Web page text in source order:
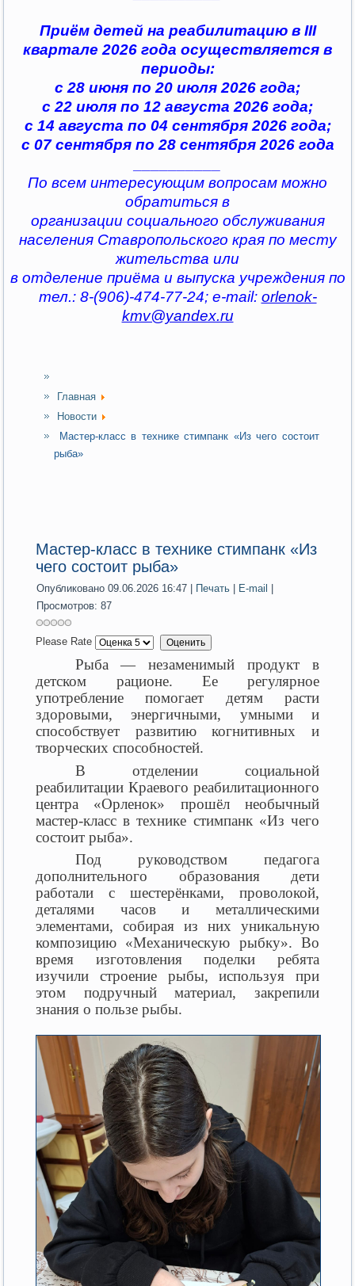
Приём детей на реабилитацию в III
квартале 2026 года осуществляется в
периоды:
с 28 июня по 20 июля 2026 года;
с 22 июля по 12 августа 2026 года;
с 14 августа по 04 сентября 2026 года;
с 07 сентября по 28 сентября 2026 года
По всем интересующим вопросам можно
обратиться в
организации социального обслуживания
населения Ставропольского края по месту
жительства или
в отделение приёма и выпуска учреждения по
тел.: 8-(906)-474-77-24; e-mail: orlenok-
kmv@yandex.ru
Главная
Новости
Мастер-класс в технике стимпанк «Из чего состоит
рыба»
Мастер-класс в технике стимпанк «Из
чего состоит рыба»
Опубликовано 09.06.2026 16:47 Печать E-mail
Просмотров: 87
Please Rate
Рыба — незаменимый продукт в
детском рационе. Ее регулярное
употребление помогает детям расти
здоровыми, энергичными, умными и
способствует развитию когнитивных и
творческих способностей.
В отделении социальной
реабилитации Краевого реабилитационного
центра «Орленок» прошёл необычный
мастер-класс в технике стимпанк«Из чего
состоит рыба».
Под руководством педагога
дополнительного образования дети
работали с шестерёнками, проволокой,
деталями часов и металлическими
элементами, собирая из них уникальную
композицию «Механическую рыбку». Во
время изготовления поделки ребята
изучили строение рыбы, используя при
этом подручный материал, закрепили
знания о пользе рыбы.